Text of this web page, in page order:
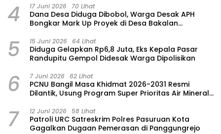
4 17 Juni 2026 70 Lihat
Dana Desa Diduga Dibobol, Warga Desak APH
Bongkar Mark Up Proyek di Desa Bakalan
5 15 Juni 2026 64 Lihat
‎Diduga Gelapkan Rp6,8 Juta, Eks Kepala Pasar
Randupitu Gempol Didesak Warga Dipolisikan
6 7 Juni 2026 62 Lihat
‎PCNU Bangil Masa Khidmat 2026-2031 Resmi
Dilantik, Usung Program Super Prioritas Air Mineral
7 12 Juni 2026 58 Lihat
Patroli URC Satreskrim Polres Pasuruan Kota
Gagalkan Dugaan Pemerasan di Panggungrejo